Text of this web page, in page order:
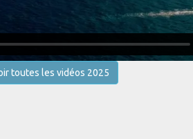
toutes les vidéos 2025